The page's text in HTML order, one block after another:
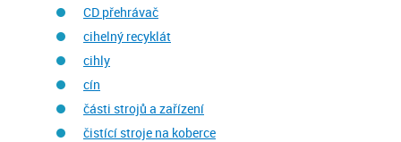
CD přehrávač
cihelný recyklát
cihly
cín
části strojů a zařízení
čistící stroje na koberce